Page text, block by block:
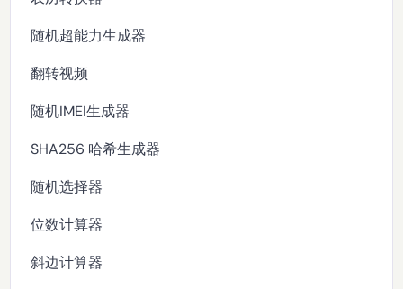
随机超能力生成器
翻转视频
随机IMEI生成器
SHA256 哈希生成器
随机选择器
位数计算器
斜边计算器